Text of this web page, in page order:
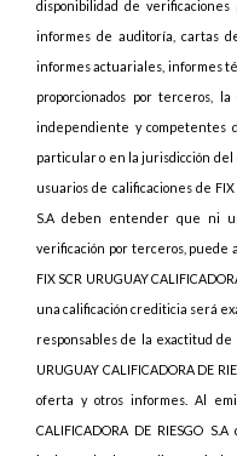
disponibilidad de
informes de auditoría, cartas
informes actuariales, informes
proporcionados por terceros,
independiente y competentes
particular o en la jurisdicción del
usuarios de calificaciones de FIX
S.A deben entender que ni
verificación por terceros, puede
FIX SCR URUGUAY
una calificación crediticia será
responsables de la exactitud de
URUGUAY CALIFICADORA DE
oferta y otros informes. Al
CALIFICADORA DE RIESGO